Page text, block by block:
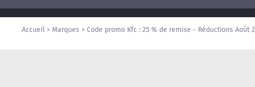
Accueil > Marques > Code promo Kfc : 25 % de remise - Réductions Août